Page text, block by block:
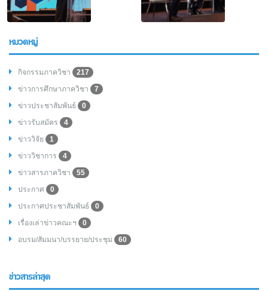
หมวดหมู่
กิจกรรมภาควิชา
217
ข่าวการศึกษาภาควิชา
7
ข่าวประชาสัมพันธ์
0
ข่าวรับสมัคร
4
ข่าววิจัย
1
ข่าววิชาการ
4
ข่าวสารภาควิชา
55
ประกาศ
0
ประกาศประชาสัมพันธ์
0
เรื่องเล่าข่าวคณะฯ
0
อบรม/สัมมนา/บรรยาย/ประชุม
60
ข่าวสารล่าสุด